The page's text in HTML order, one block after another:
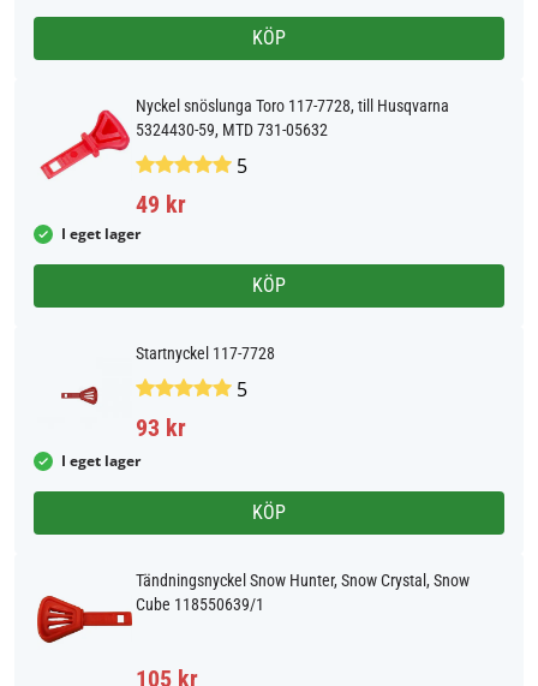
KÖP
Nyckel snöslunga Toro 117-7728, till Husqvarna
5324430-59, MTD 731-05632
5
49 kr
I eget lager
KÖP
Startnyckel 117-7728
5
93 kr
I eget lager
KÖP
Tändningsnyckel Snow Hunter, Snow Crystal, Snow
Cube 118550639/1
105 kr